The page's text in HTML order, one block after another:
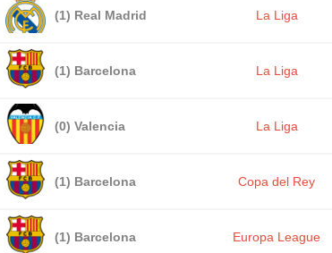
(1) Real Madrid La Liga
(1) Barcelona La Liga
(0) Valencia La Liga
(1) Barcelona Copa del Rey
(1) Barcelona Europa League